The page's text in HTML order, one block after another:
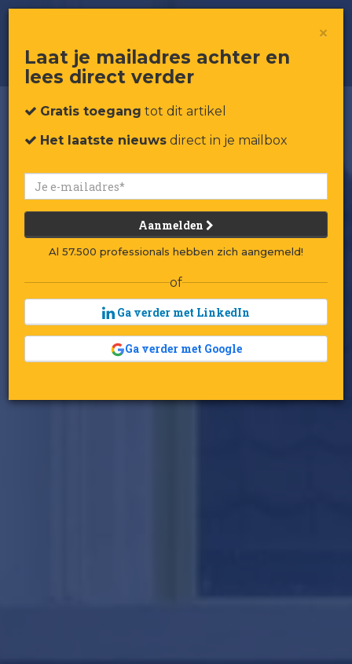
×
Laat je mailadres achter en
lees direct verder
Gratis toegang tot dit artikel
Het laatste nieuws direct in je mailbox
Aanmelden
Al 57.500 professionals hebben zich aangemeld!
of
Ga verder met LinkedIn
Ga verder met Google